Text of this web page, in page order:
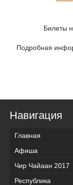
Билеты
Подробная
Навигация
Главная
Афиша
Чир Чайаан 2017
Республика